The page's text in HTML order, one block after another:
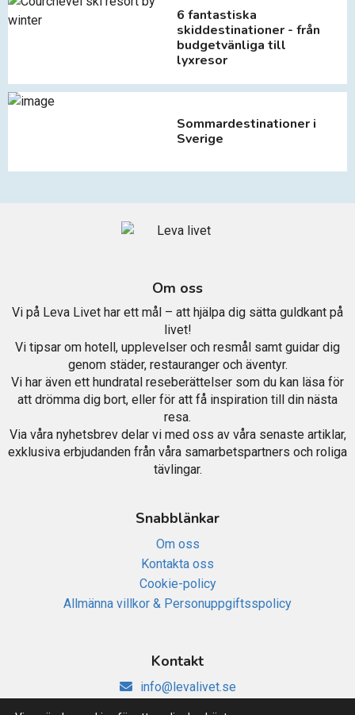
6 fantastiska
skiddestinationer - från
budgetvänliga till
lyxresor
Sommardestinationer i
Sverige
Om oss
Vi på Leva Livet har ett mål – att hjälpa dig sätta guldkant på
livet!
Vi tipsar om hotell, upplevelser och resmål samt guidar dig
genom städer, restauranger och äventyr.
Vi har även ett hundratal reseberättelser som du kan läsa för
att drömma dig bort, eller för att få inspiration till din nästa
resa.
Via våra nyhetsbrev delar vi med oss av våra senaste artiklar,
exklusiva erbjudanden från våra samarbetspartners och roliga
tävlingar.
Snabblänkar
Om oss
Kontakta oss
Cookie-policy
Allmänna villkor & Personuppgiftsspolicy
Kontakt
info@levalivet.se